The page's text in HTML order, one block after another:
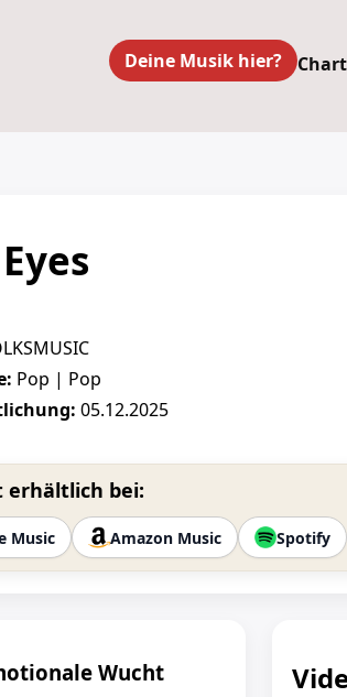
Deine Musik hier?
Pop | Pop
05.12.2025
erhältlich bei:
Music Amazon Music Spotify
Wucht